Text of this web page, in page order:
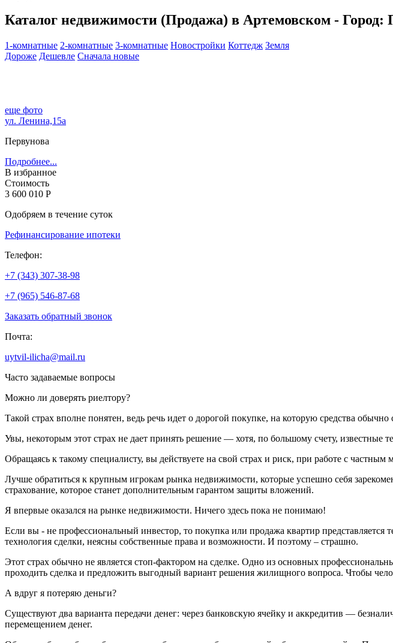
Каталог недвижимости (Продажа) в Артемовском - Город:
1-комнатные 2-комнатные 3-комнатные Новостройки Коттедж Земля
Дороже Дешевле Сначала новые
еще фото
ул. Ленина,15а
Первунова
Подробнее...
В избранное
Стоимость
3 600 010 Р
Одобряем в течение суток
Рефинансирование ипотеки
Телефон:
+7 (343) 307-38-98
+7 (965) 546-87-68
Заказать обратный звонок
Почта:
uytvil-ilicha@mail.ru
Часто задаваемые вопросы
Можно ли доверять риелтору?
Такой страх вполне понятен, ведь речь идет о дорогой покупке, на которую средства
Увы, некоторым этот страх не дает принять решение — хотя, по большому счету, известные
Обращаясь к такому специалисту, вы действуете на свой страх и риск, при работе с частным
Лучше обратиться к крупным игрокам рынка недвижимости, которые успешно себя
страхование, которое станет дополнительным гарантом защиты вложений.
Я впервые оказался на рынке недвижимости. Ничего здесь пока не понимаю!
Если вы - не профессиональный инвестор, то покупка или продажа квартир
технология сделки, неясны собственные права и возможности. И поэтому – страшно.
Этот страх обычно не является стоп-фактором на сделке. Одно из основных
проходить сделка и предложить выгодный вариант решения жилищного вопроса. Чтобы
А вдруг я потеряю деньги?
Существуют два варианта передачи денег: через банковскую ячейку и аккредитив —
перемещением денег.